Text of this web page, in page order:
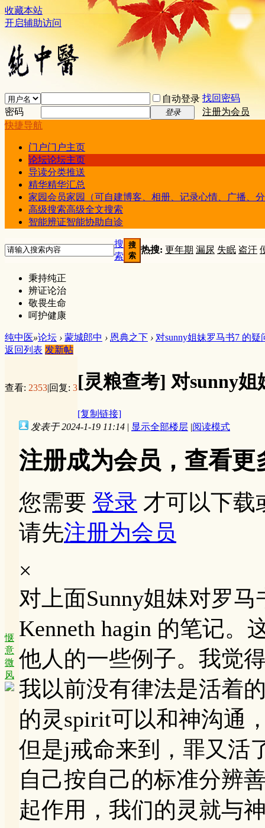
收藏本站
开启辅助访问
自动登录 找回密码
密码
登录
注册为会员
快捷导航
门户门户主页
论坛论坛主页
导读分类推送
精华精华汇总
家园会员家园（可自建博客、相册、记录心情、广播、
高级搜索高级全文搜索
智能辨证智能协助自诊
搜
索
搜
索
热搜: 更年期 漏尿 失眠 盗汗
秉持纯正
辨证论治
敬畏生命
呵护健康
纯中医»论坛 › 蒙城郎中 › 恩典之下 › 对sunny姐妹罗马书7 的疑
返回列表 发新帖
查看: 2353|回复: 3[灵粮查考]对sunny姐
[复制链接]
惬
意
微
风
发表于 2024-1-19 11:14 | 显示全部楼层 |阅读模式
注册成为会员，查看
您需要 登录 才可以下载
请先注册为会员
×
对上面Sunny姐妹对罗
Kenneth hagin 的笔记
他人的一些例子。我觉
我以前没有律法是活着
的灵spirit可以和神沟通
但是j戒命来到，罪又活
自己按自己的标准分辨
起作用，我们的灵就与